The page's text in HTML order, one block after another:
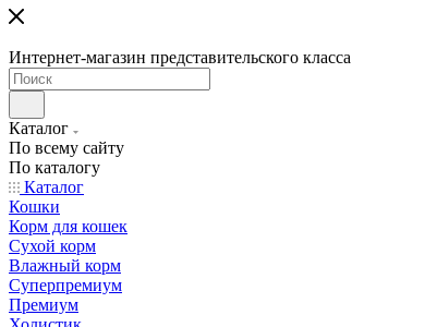
Интернет-магазин представительского класса
Каталог
По всему сайту
По каталогу
Каталог
Кошки
Корм для кошек
Сухой корм
Влажный корм
Суперпремиум
Премиум